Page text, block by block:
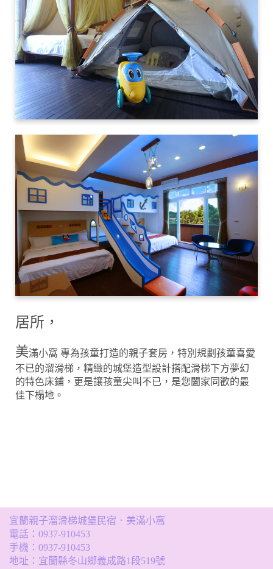
居所，
美滿小窩 專為孩童打造的親子套房，特別規劃孩童喜愛
不已的溜滑梯，精緻的城堡造型設計搭配滑梯下方夢幻
的特色床鋪，更是讓孩童尖叫不已，是您闔家同歡的最
佳下榻地。
宜蘭親子溜滑梯城堡民宿．美滿小窩
電話： 0937-910453
手機： 0937-910453
地址：宜蘭縣冬山鄉義成路1段519號